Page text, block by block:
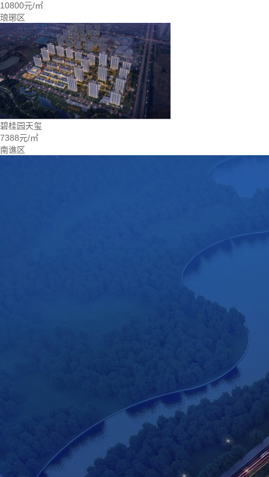
10800元/㎡
琅琊区
碧桂园天玺
7388元/㎡
南谯区